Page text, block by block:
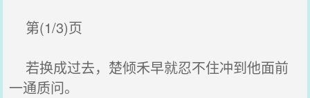
第(1/3)页
若换成过去，楚倾禾早就忍不住冲到他面前
一通质问。